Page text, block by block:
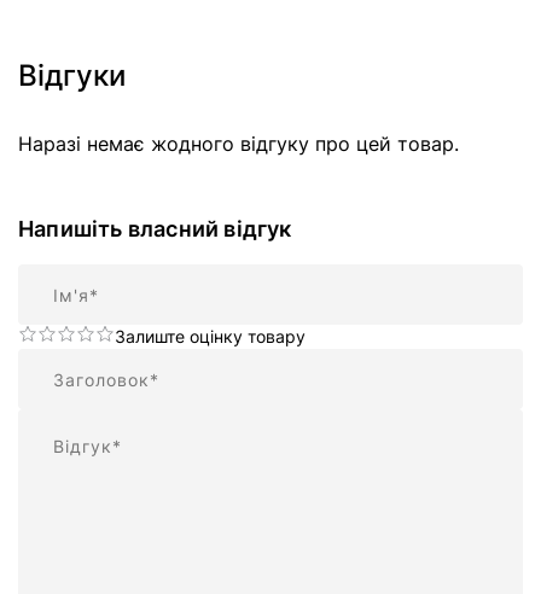
Відгуки
Наразі немає жодного відгуку про цей товар.
Напишіть власний відгук
Залиште оцінку товару